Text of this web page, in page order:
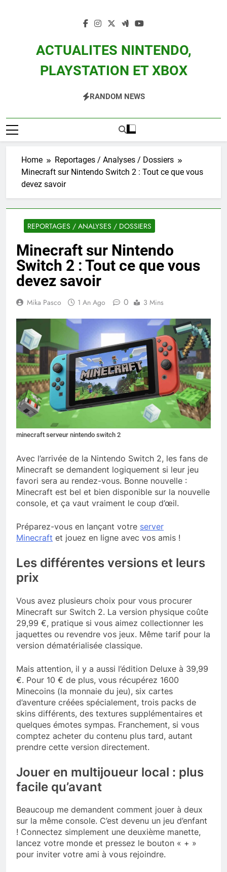
ACTUALITES NINTENDO,
PLAYSTATION ET XBOX
Zelda, Splatoon, Pokemon Entre Autres
RANDOM NEWS
Home
Reportages / Analyses / Dossiers
Minecraft sur Nintendo Switch 2 : Tout ce que vous
devez savoir
REPORTAGES / ANALYSES / DOSSIERS
Minecraft sur Nintendo
Switch 2 : Tout ce que vous
devez savoir
Mika Pasco 1 An Ago 0 3 Mins
minecraft serveur nintendo switch 2
Avec l’arrivée de la Nintendo Switch 2, les fans de
Minecraft se demandent logiquement si leur jeu
favori sera au rendez-vous. Bonne nouvelle :
Minecraft est bel et bien disponible sur la nouvelle
console, et ça vaut vraiment le coup d’œil.
Préparez-vous en lançant votre server
Minecraft et jouez en ligne avec vos amis !
Les différentes versions et leurs
prix
Vous avez plusieurs choix pour vous procurer
Minecraft sur Switch 2. La version physique coûte
29,99 €, pratique si vous aimez collectionner les
jaquettes ou revendre vos jeux. Même tarif pour la
version dématérialisée classique.
Mais attention, il y a aussi l’édition Deluxe à 39,99
€. Pour 10 € de plus, vous récupérez 1600
Minecoins (la monnaie du jeu), six cartes
d’aventure créées spécialement, trois packs de
skins différents, des textures supplémentaires et
quelques émotes sympas. Franchement, si vous
comptez acheter du contenu plus tard, autant
prendre cette version directement.
Jouer en multijoueur local : plus
facile qu’avant
Beaucoup me demandent comment jouer à deux
sur la même console. C’est devenu un jeu d’enfant
! Connectez simplement une deuxième manette,
lancez votre monde et pressez le bouton « + »
pour inviter votre ami à vous rejoindre.